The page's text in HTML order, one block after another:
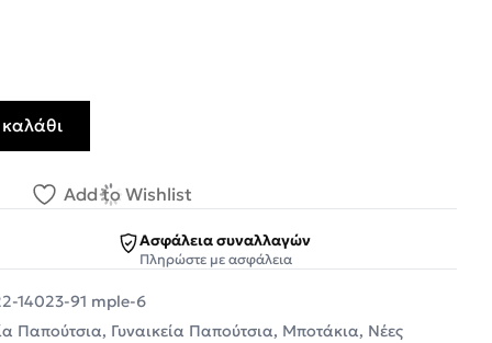
Γαλοτσάκια RAIN BOOTIES V22-14023-91 Μπλέ
Add to Wishlist
Ασφάλεια συναλλαγών
Πληρώστε με ασφάλεια
14023-91 mple-6
Παπούτσια, Γυναικεία Παπούτσια, Μποτάκια, Νέες